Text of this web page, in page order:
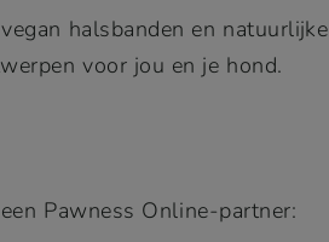
halsbanden en natuurlijke
voor jou en je hond.
Pawness Online-partner: